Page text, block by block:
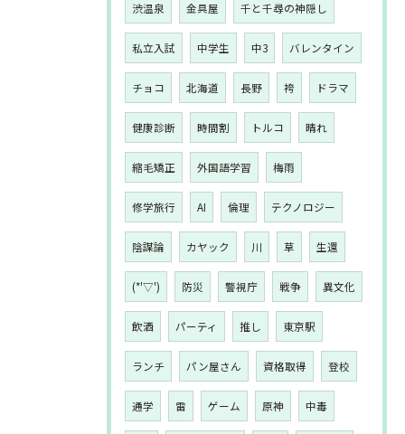
渋温泉 金具屋 千と千尋の神隠し
私立入試 中学生 中3 バレンタイン
チョコ 北海道 長野 袴 ドラマ
健康診断 時間割 トルコ 晴れ
縮毛矯正 外国語学習 梅雨
修学旅行 AI 倫理 テクノロジー
陰謀論 カヤック 川 草 生還
(*'▽') 防災 警視庁 戦争 異文化
飲酒 パーティ 推し 東京駅
ランチ パン屋さん 資格取得 登校
通学 雷 ゲーム 原神 中毒